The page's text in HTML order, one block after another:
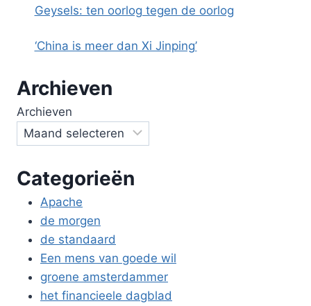
Geysels: ten oorlog tegen de oorlog
‘China is meer dan Xi Jinping’
Archieven
Archieven
Categorieën
Apache
de morgen
de standaard
Een mens van goede wil
groene amsterdammer
het financieele dagblad